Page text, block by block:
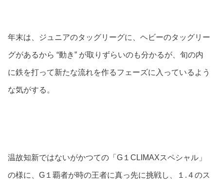
年末は、ジュニアのタッグリーグに、ヘビーのタッグリー
グがあるから “動き” が取りずらいのも分かるが、旬の内
に鉄を打って新たな流れを作るフェーズに入っているよう
な気がする。
温故知新ではないがかつての「G１CLIMAXスペシャル」
の様に、G１覇者が時の王者に真っ先に挑戦し、１.４のス